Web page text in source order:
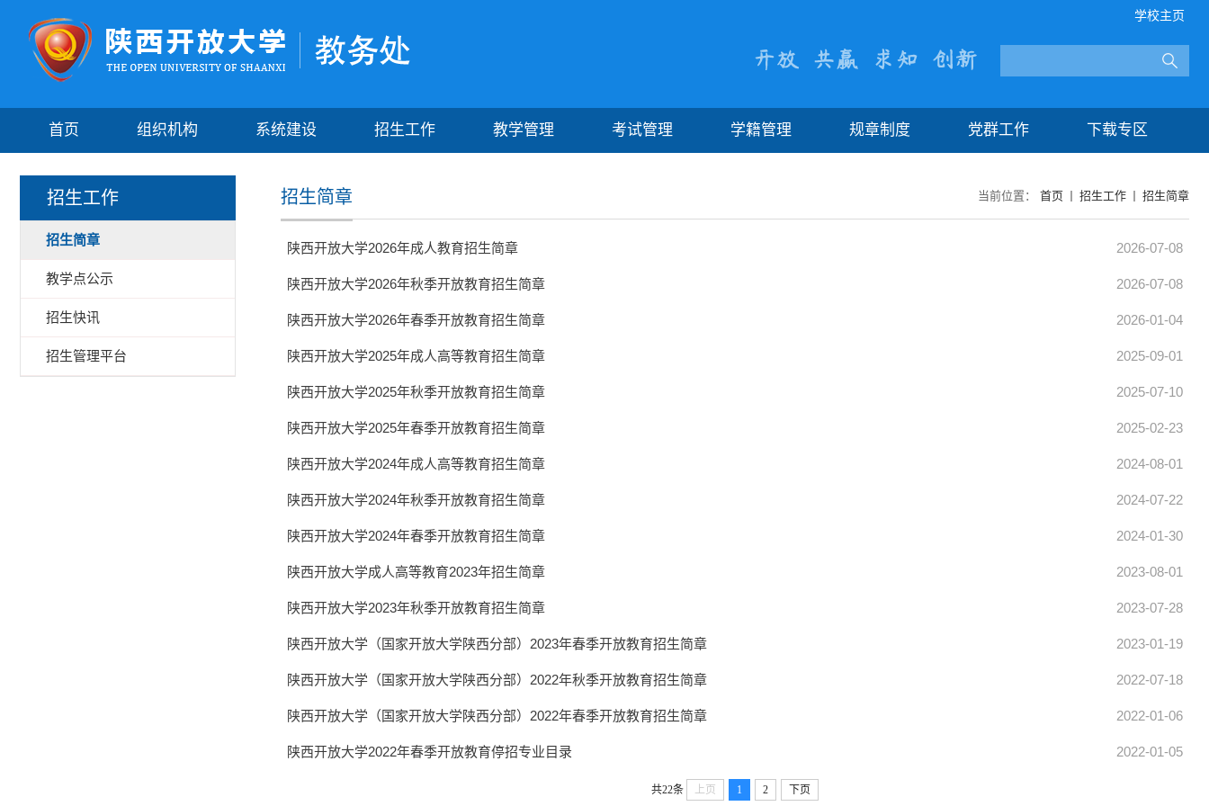
学校主页
首页 组织机构 系统建设 招生工作 教学管理 考试管理 学籍管理 规章制度 党群工作 下载专区
招生工作
招生简章
教学点公示
招生快讯
招生管理平台
当前位置： 首页 招生工作 招生简章
招生简章
陕西开放大学2026年成人教育招生简章 2026-07-08
陕西开放大学2026年秋季开放教育招生简章 2026-07-08
陕西开放大学2026年春季开放教育招生简章 2026-01-04
陕西开放大学2025年成人高等教育招生简章 2025-09-01
陕西开放大学2025年秋季开放教育招生简章 2025-07-10
陕西开放大学2025年春季开放教育招生简章 2025-02-23
陕西开放大学2024年成人高等教育招生简章 2024-08-01
陕西开放大学2024年秋季开放教育招生简章 2024-07-22
陕西开放大学2024年春季开放教育招生简章 2024-01-30
陕西开放大学成人高等教育2023年招生简章 2023-08-01
陕西开放大学2023年秋季开放教育招生简章 2023-07-28
陕西开放大学（国家开放大学陕西分部）2023年春季开放教育招生简章 2023-01-19
陕西开放大学（国家开放大学陕西分部）2022年秋季开放教育招生简章 2022-07-18
陕西开放大学（国家开放大学陕西分部）2022年春季开放教育招生简章 2022-01-06
陕西开放大学2022年春季开放教育停招专业目录 2022-01-05
共22条 上页 1 2 下页